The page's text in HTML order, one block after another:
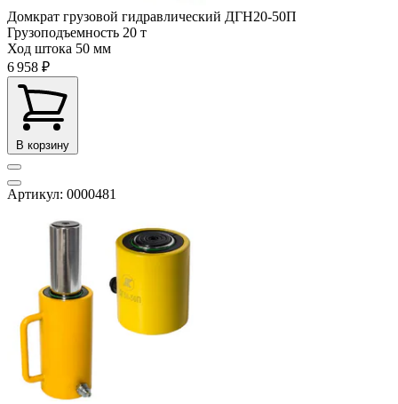
Домкрат грузовой гидравлический ДГН20-50П
Грузоподъемность 20 т
Ход штока 50 мм
6 958 ₽
В корзину
Артикул: 0000481